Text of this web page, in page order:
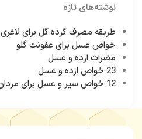
نوشته‌های تازه
طریقه مصرف گرده گل برای لاغری
خواص عسل برای عفونت گلو
مضرات ارده و عسل
23 خواص ارده و عسل
12 خواص سیر و عسل برای مردان